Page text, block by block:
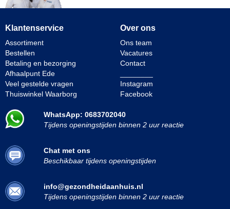
Klantenservice
Assortiment
Bestellen
Betaling en bezorging
Afhaalpunt Ede
Veel gestelde vragen
Thuiswinkel Waarborg
Over ons
Ons team
Vacatures
Contact
Instagram
Facebook
WhatsApp: 0683702040
Tijdens openingstijden binnen 2 uur reactie
Chat met ons
Beschikbaar tijdens openingstijden
info@gezondheidaanhuis.nl
Tijdens openingstijden binnen 2 uur reactie